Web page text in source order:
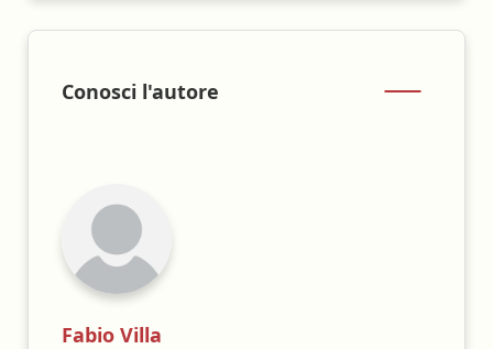
Conosci l'autore
Fabio Villa